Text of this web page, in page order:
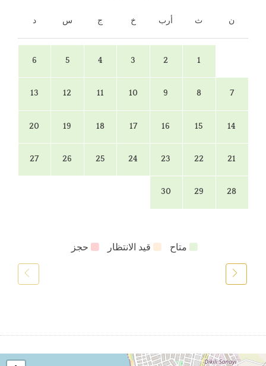
ن ث أرب خ ج س د
1
2
3
4
5
6
7
8
9
10
11
12
13
14
15
16
17
18
19
20
21
22
23
24
25
26
27
28
29
30
متاح قيد الانتظار حجز